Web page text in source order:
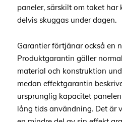
paneler, särskilt om taket har
delvis skuggas under dagen.
Garantier förtjänar också en
Produktgarantin gäller
material och konstruktion
medan effektgarantin
ursprunglig kapacitet
lång tids användning. Det är